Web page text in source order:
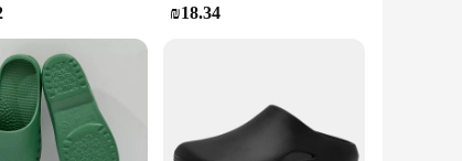
means they can withstand the wear and tear of
₪18.34